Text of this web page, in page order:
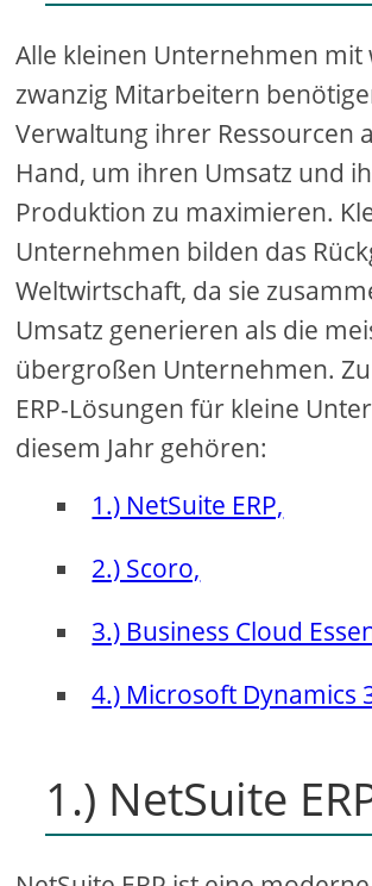
Alle kleinen Unternehmen mit
zwanzig Mitarbeitern
Verwaltung ihrer Ressourcen
Hand, um ihren Umsatz und
Produktion zu maximieren.
Unternehmen bilden das
Weltwirtschaft, da sie
Umsatz generieren als die
übergroßen Unternehmen.
ERP-Lösungen für kleine
diesem Jahr gehören:
1.) NetSuite ERP,
2.) Scoro,
3.) Business Cloud
4.) Microsoft Dynamics
1.) NetSuite